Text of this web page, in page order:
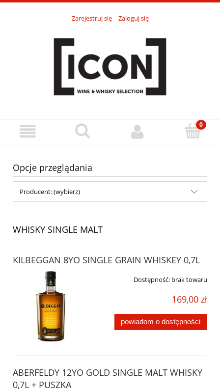
Zarejestruj się Zaloguj się
Opcje przeglądania
Producent: (wybierz)
WHISKY SINGLE MALT
KILBEGGAN 8YO SINGLE GRAIN WHISKEY 0,7L
Dostępność: brak towaru
169,00 zł
powiadom o dostępności
ABERFELDY 12YO GOLD SINGLE MALT WHISKY
0,7L + PUSZKA